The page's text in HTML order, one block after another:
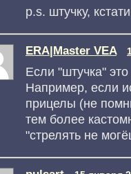
p.s. штучку,
ERA|Master VEA
Если "штучка"
Например, если
прицелы (не
тем более
"стрелять не